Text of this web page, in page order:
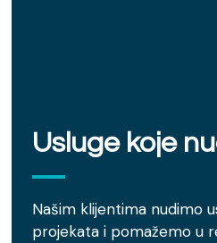
Usluge koje
Našim klijentima nudimo
projekata i pomažemo u